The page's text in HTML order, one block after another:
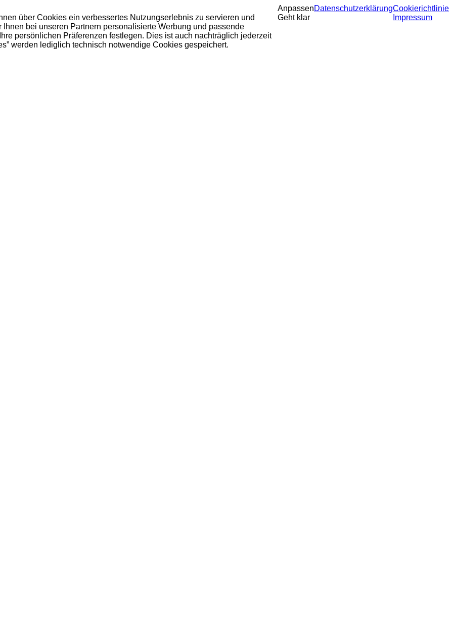
über Cookies ein verbessertes Nutzungserlebnis zu servieren und
bei unseren Partnern personalisierte Werbung und passende
persönlichen Präferenzen festlegen. Dies ist auch nachträglich jederzeit
werden lediglich technisch notwendige Cookies gespeichert.
Anpassen
Geht klar
DatenschutzerklärungCookierichtlinie
Impressum